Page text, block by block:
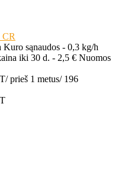
CR
sąnaudos - 0,3 kg/h
iki 30 d. - 2,5 € Nuomos
/ prieš 1 metus/ 196